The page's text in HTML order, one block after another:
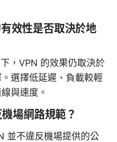
效性是否取決於地
，VPN 的效果仍取決於
選擇低延遲、負載較輕
與速度。
場網路規範？
並不違反機場提供的公